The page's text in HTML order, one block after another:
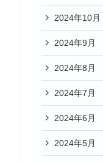
2024年10月
2024年9月
2024年8月
2024年7月
2024年6月
2024年5月